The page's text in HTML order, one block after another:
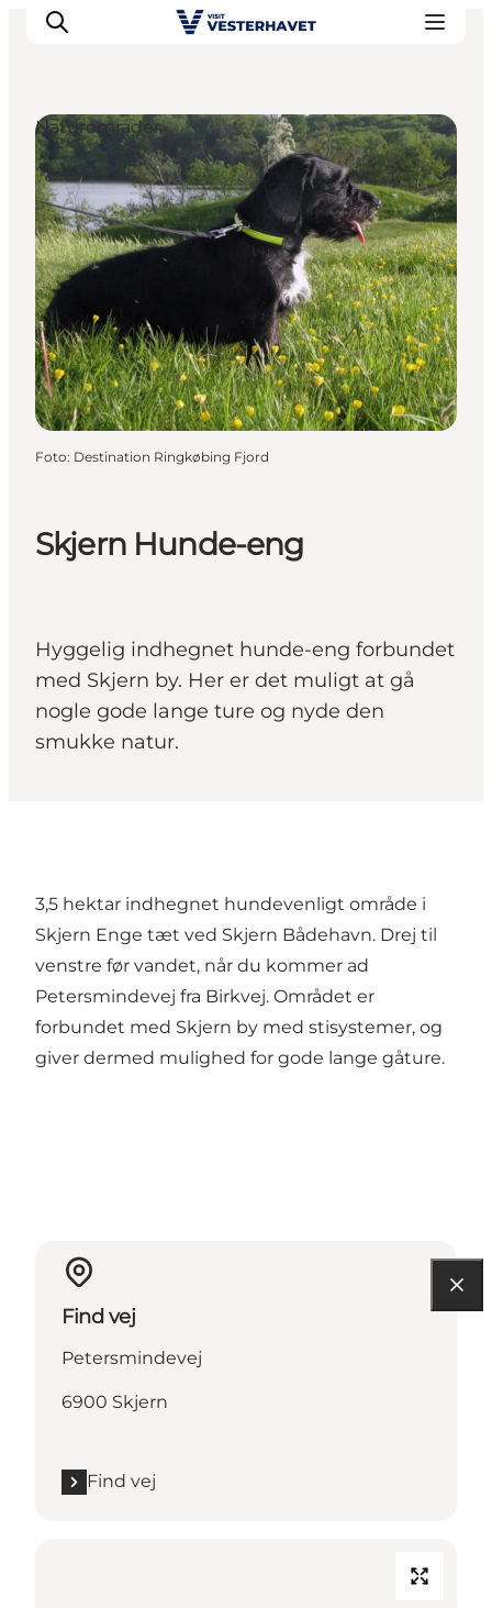
Det sker
Oplevelser
Vores Byer
Mad & Overnatning
Køb billet
Planlæg din ferie
Skjern Hunde-eng
Hyggelig indhegnet hunde-eng forbundet
med Skjern by. Her er det muligt at gå
nogle gode lange ture og nyde den
smukke natur.
Naturområder
Foto: Destination Ringkøbing Fjord
3,5 hektar indhegnet hundevenligt område i
Skjern Enge tæt ved Skjern Bådehavn. Drej til
venstre før vandet, når du kommer ad
Petersmindevej fra Birkvej. Området er
forbundet med Skjern by med stisystemer, og
giver dermed mulighed for gode lange gåture.
Find vej
Petersmindevej
6900 Skjern
Find vej